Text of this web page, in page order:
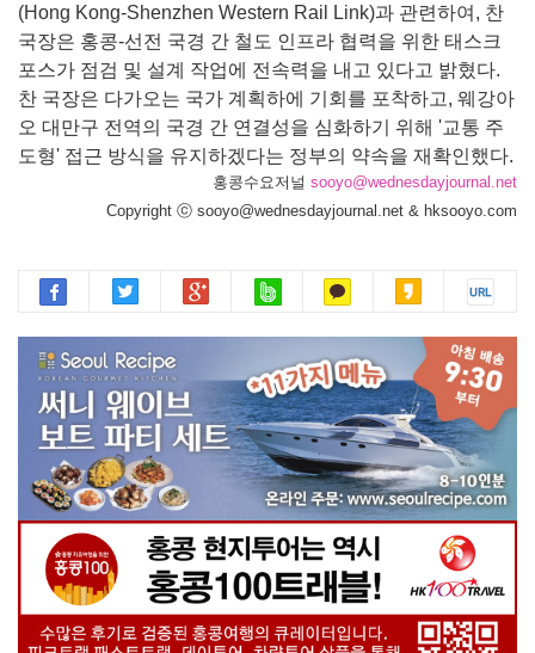
(Hong Kong-Shenzhen Western Rail Link)과 관련하여, 찬
국장은 홍콩-선전 국경 간 철도 인프라 협력을 위한 태스크
포스가 점검 및 설계 작업에 전속력을 내고 있다고 밝혔다.
찬 국장은 다가오는 국가 계획하에 기회를 포착하고, 웨강아
오 대만구 전역의 국경 간 연결성을 심화하기 위해 '교통 주
도형' 접근 방식을 유지하겠다는 정부의 약속을 재확인했다.
홍콩수요저널 sooyo@wednesdayjournal.net
Copyright ⓒ sooyo@wednesdayjournal.net & hksooyo.com